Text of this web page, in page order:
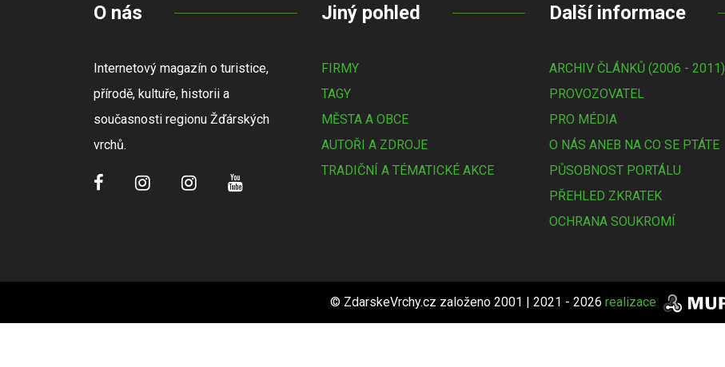
O nás
Internetový magazín o turistice,
přírodě, kultuře, historii a
současnosti regionu Žďárských
vrchů.
Jiný pohled
FIRMY
TAGY
MĚSTA A OBCE
AUTOŘI A ZDROJE
TRADIČNÍ A TÉMATICKÉ AKCE
Další informace
ARCHIV ČLÁNKŮ (2006 - 2011)
PROVOZOVATEL
PRO MÉDIA
O NÁS ANEB NA CO SE PTÁTE
PŮSOBNOST PORTÁLU
PŘEHLED ZKRATEK
OCHRANA SOUKROMÍ
© ZdarskeVrchy.cz založeno 2001 | 2021 - 2026 realizace